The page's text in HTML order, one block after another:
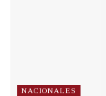
NACIONALES